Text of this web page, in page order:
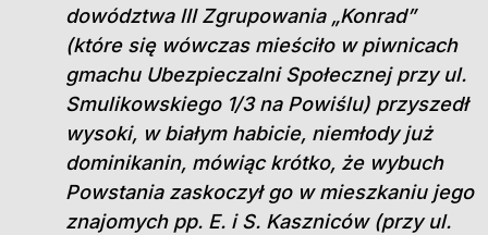
dowództwa III Zgrupowania „Konrad”
(które się wówczas mieściło w piwnicach
gmachu Ubezpieczalni Społecznej przy ul.
Smulikowskiego 1/3 na Powiślu) przyszedł
wysoki, w białym habicie, niemłody już
dominikanin, mówiąc krótko, że wybuch
Powstania zaskoczył go w mieszkaniu jego
znajomych pp. E. i S. Kaszniców (przy ul.